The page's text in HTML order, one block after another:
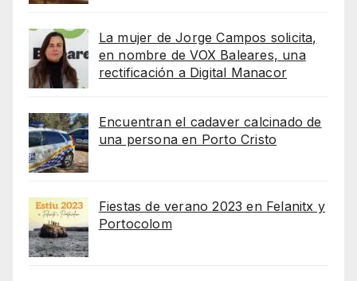
La mujer de Jorge Campos solicita,
en nombre de VOX Baleares, una
rectificación a Digital Manacor
Encuentran el cadaver calcinado de
una persona en Porto Cristo
Fiestas de verano 2023 en Felanitx y
Portocolom